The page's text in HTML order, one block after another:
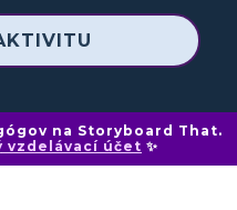
na Storyboard That.
vzdelávací účet ✨